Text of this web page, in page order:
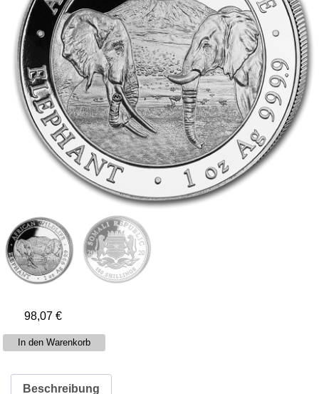
98,07€
Silber
In den Warenkorb
Beschreibung